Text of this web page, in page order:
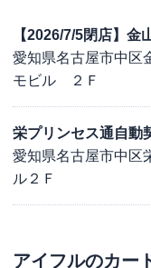
【2026/7/5閉店】金
愛知県名古屋市中
モビル ２Ｆ
栄プリンセス通自動
愛知県名古屋市中
ル２Ｆ
アイフルのカー